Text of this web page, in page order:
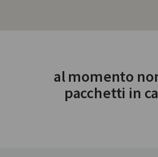
al momento
pacchetti in